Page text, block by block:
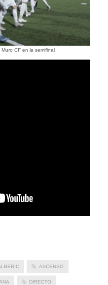
CF en la semifinal
ASCENSO
DIRECTO